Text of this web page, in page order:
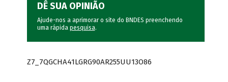
DÊ SUA OPINIÃO
Ajude-nos a aprimorar o site do BNDES preenchendo
uma rápida pesquisa.
Z7_7QGCHA41LGRG90AR255UU13O86